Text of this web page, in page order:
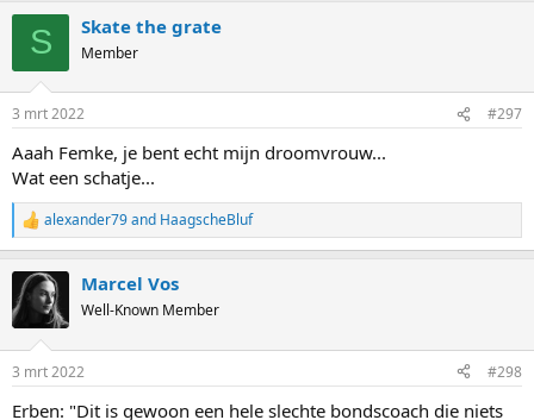
s
S Skate the grate
Member
3 mrt 2022 #297
Aaah Femke, je bent echt mijn droomvrouw...
Wat een schatje...
R
e
c
t
s
alexander79and HaagscheBluf
Marcel Vos
Well-Known Member
3 mrt 2022 #298
Erben: "Dit is gewoon een hele slechte bondscoach die niets